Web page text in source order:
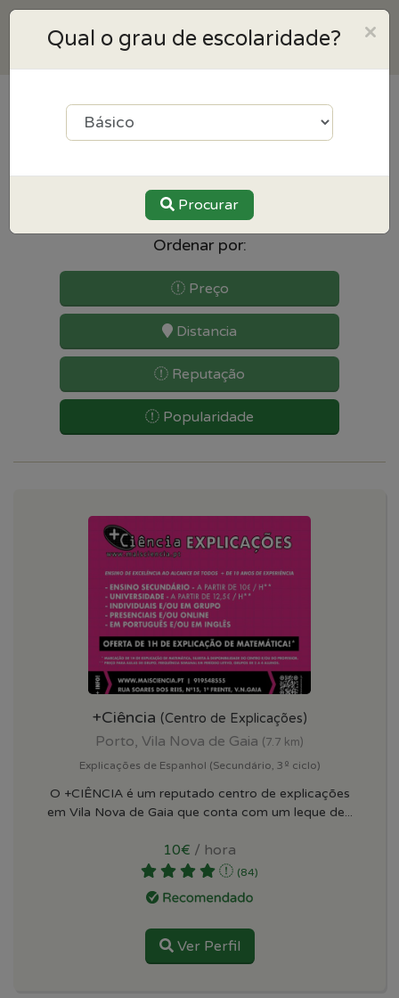
resultados para Espanhol
Ordenar por:
Preço
Distancia
Reputação
Popularidade
+Ciência (Centro de Explicações)
Porto, Vila Nova de Gaia (7.7 km)
Explicações de Espanhol (Secundário, 3º ciclo)
O +CIÊNCIA é um reputado centro de explicações
em Vila Nova de Gaia que conta com um leque de...
10€ / hora
(84)
Ver Perfil
×
Qual o grau de escolaridade?
Procurar